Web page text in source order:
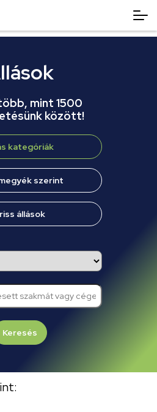
mint 1500
között!
kategóriák
szerint
állások
Keresés